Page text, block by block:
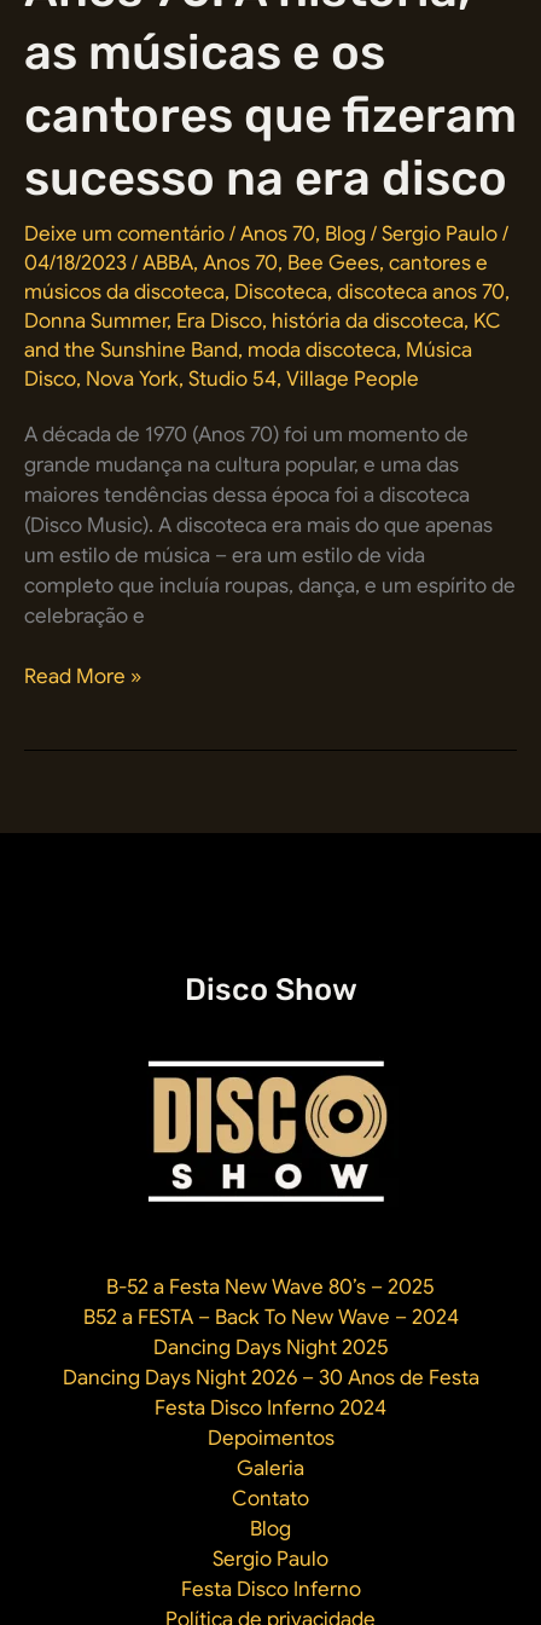
desses
ícones
da
cultura
disco
as músicas e os
cantores que fizeram
sucesso na era disco
Deixe um comentário/Anos 70, Blog /Sergio Paulo/
04/18/2023/ABBA, Anos 70, Bee Gees, cantores e
músicos da discoteca, Discoteca, discoteca anos 70,
Donna Summer, Era Disco, história da discoteca, KC
and the Sunshine Band, moda discoteca, Música
Disco, Nova York, Studio 54, Village People
A década de 1970 (Anos 70) foi um momento de
grande mudança na cultura popular, e uma das
maiores tendências dessa época foi a discoteca
(Disco Music). A discoteca era mais do que apenas
um estilo de música – era um estilo de vida
completo que incluía roupas, dança, e um espírito de
celebração e
Anos
músicas
Read More »
Disco Show
B-52 a Festa New Wave 80’s – 2025
B52 a FESTA – Back To New Wave – 2024
Dancing Days Night 2025
Dancing Days Night 2026 – 30 Anos de Festa
Festa Disco Inferno 2024
Depoimentos
Galeria
Contato
Blog
Sergio Paulo
Festa Disco Inferno
Política de privacidade